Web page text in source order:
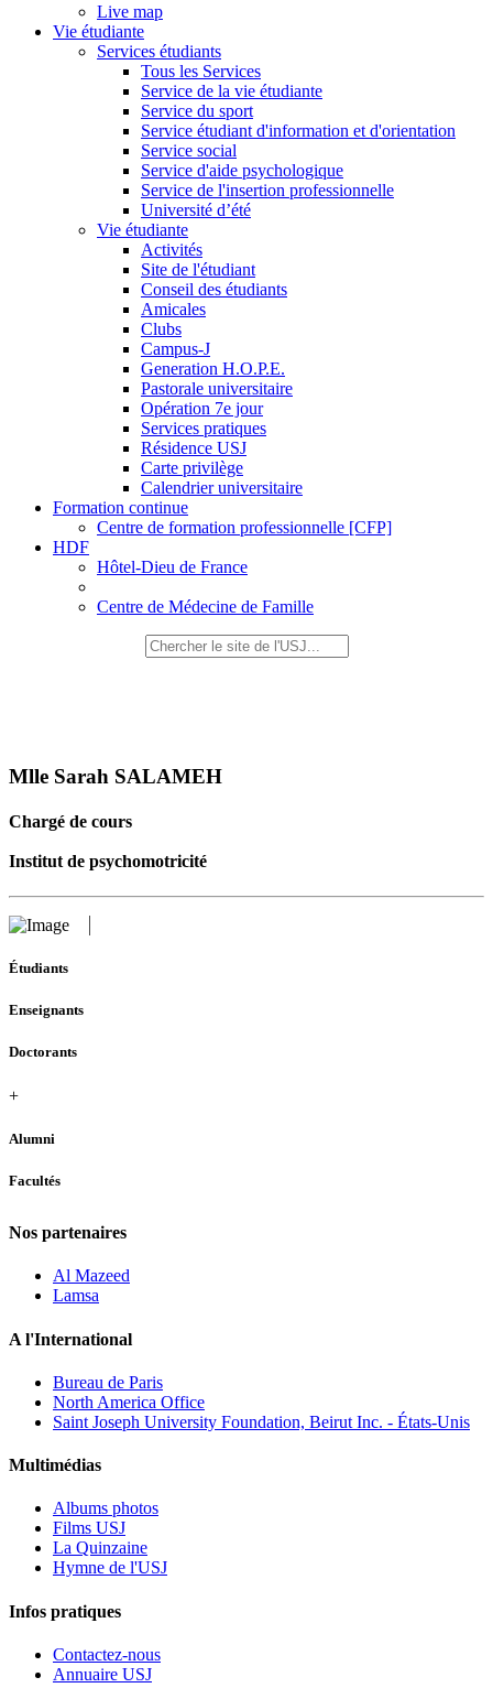
Live map
Vie étudiante
Services étudiants
Tous les Services
Service de la vie étudiante
Service du sport
Service étudiant d'information et d'orientation
Service social
Service d'aide psychologique
Service de l'insertion professionnelle
Université d’été
Vie étudiante
Activités
Site de l'étudiant
Conseil des étudiants
Amicales
Clubs
Campus-J
Generation H.O.P.E.
Pastorale universitaire
Opération 7e jour
Services pratiques
Résidence USJ
Carte privilège
Calendrier universitaire
Formation continue
Centre de formation professionnelle [CFP]
HDF
Hôtel-Dieu de France
Centre de Médecine de Famille
Mlle Sarah SALAMEH
Chargé de cours
Institut de psychomotricité
Étudiants
Enseignants
Doctorants
+
Alumni
Facultés
Nos partenaires
Al Mazeed
Lamsa
A l'International
Bureau de Paris
North America Office
Saint Joseph University Foundation, Beirut Inc. - États-Unis
Multimédias
Albums photos
Films USJ
La Quinzaine
Hymne de l'USJ
Infos pratiques
Contactez-nous
Annuaire USJ